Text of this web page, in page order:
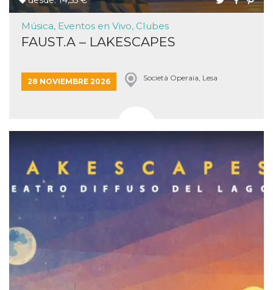
Música, Eventos en Vivo, Clubes
FAUST.A – LAKESCAPES
28 NOVIEMBRE 2026 Società Operaia, Lesa